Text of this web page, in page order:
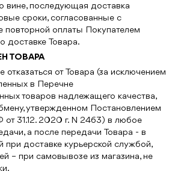
вине, последующая доставка
сроки, согласованные с
повторной оплаты Покупателем
доставке Товара.
ТОВАРА
отказаться от Товара (за исключением
в Перечне
товаров надлежащего качества,
утвержденном Постановлением
от 31.12. 2020 г. N 2463) в любое
а после передачи Товара - в
при доставке курьерской службой,
– при самовывозе из магазина, не